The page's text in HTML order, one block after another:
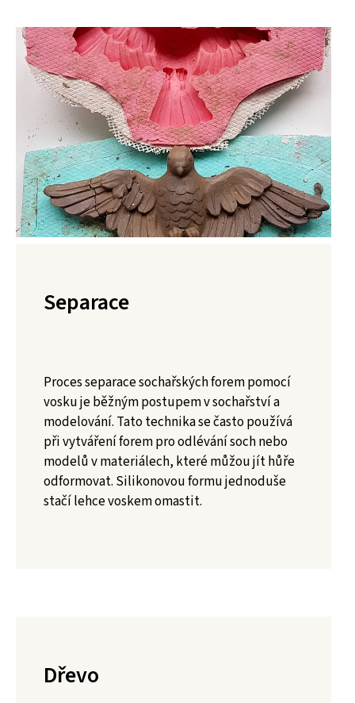
Separace
Proces separace sochařských forem pomocí
vosku je běžným postupem v sochařství a
modelování. Tato technika se často používá
při vytváření forem pro odlévání soch nebo
modelů v materiálech, které můžou jít hůře
odformovat. Silikonovou formu jednoduše
stačí lehce voskem omastit.
Dřevo